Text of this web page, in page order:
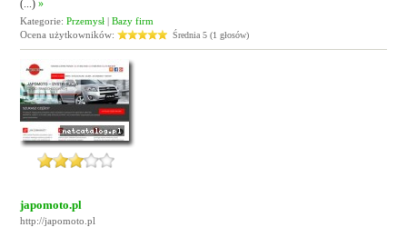
(...)»
Kategorie:Przemysł |Bazy firm
Ocena użytkowników:
Średnia 5 (1 głosów)
japomoto.pl
http://japomoto.pl